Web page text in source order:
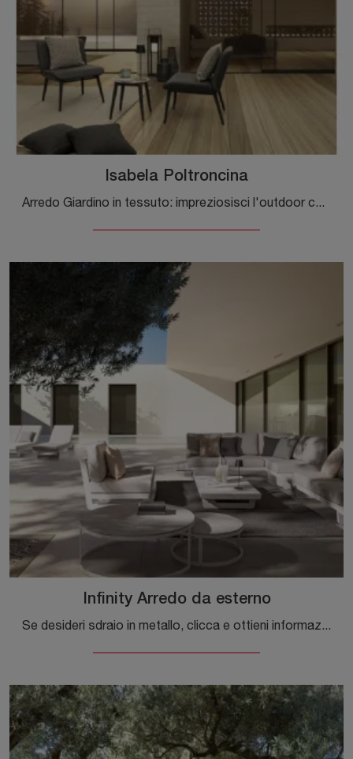
Isabela Poltroncina
Arredo Giardino in tessuto: impreziosisci l'outdoor con diverse soluzioni di poltroncine da giardino della marca Bizzotto.
Infinity Arredo da esterno
Se desideri sdraio in metallo, clicca e ottieni informazioni sul modello Infinity Arredo da esterno dell'azienda Bizzotto.